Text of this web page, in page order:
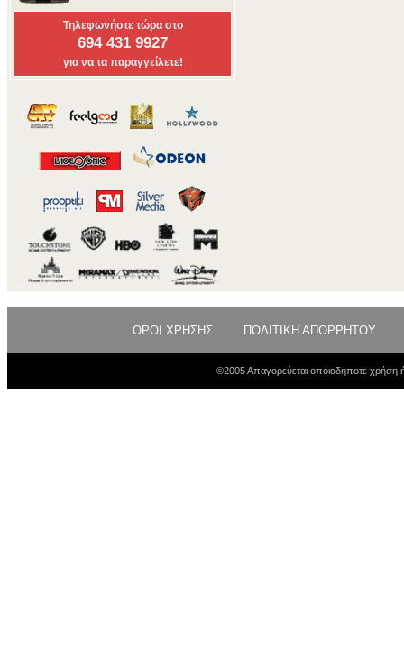
Τηλεφωνήστε τώρα στο
694 431 9927
για να τα παραγγείλετε!
ΟΡΟΙ ΧΡΗΣΗΣ ΠΟΛΙΤΙΚΗ ΑΠΟΡΡΗΤΟΥ
©2005 Απαγορεύεται οποιαδήποτε χρήση